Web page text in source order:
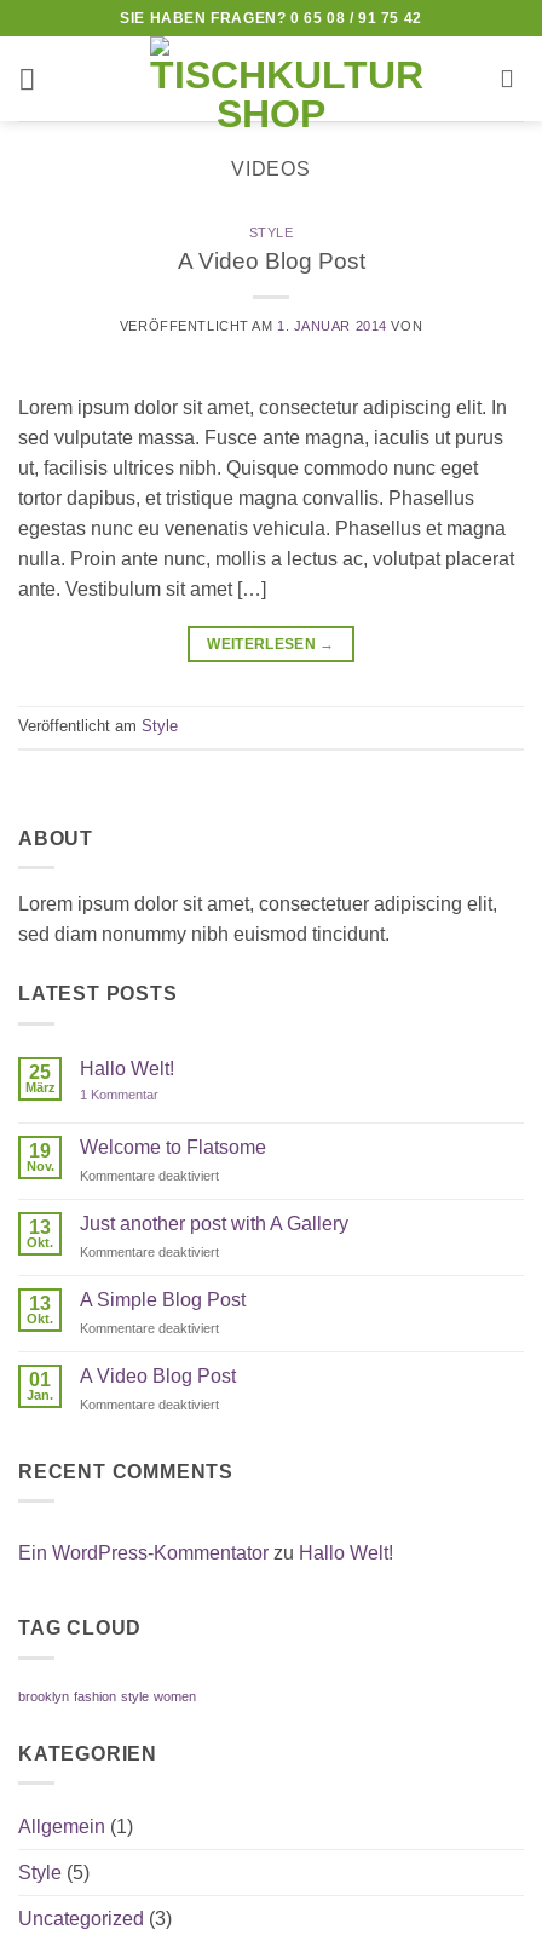
springen
SIE HABEN FRAGEN? 0 65 08 / 91 75 42
VIDEOS
STYLE
A Video Blog Post
VERÖFFENTLICHT AM 1. JANUAR 2014 VON
Lorem ipsum dolor sit amet, consectetur adipiscing elit. In
sed vulputate massa. Fusce ante magna, iaculis ut purus
ut, facilisis ultrices nibh. Quisque commodo nunc eget
tortor dapibus, et tristique magna convallis. Phasellus
egestas nunc eu venenatis vehicula. Phasellus et magna
nulla. Proin ante nunc, mollis a lectus ac, volutpat placerat
ante. Vestibulum sit amet […]
WEITERLESEN →
Veröffentlicht am Style
ABOUT
Lorem ipsum dolor sit amet, consectetuer adipiscing elit,
sed diam nonummy nibh euismod tincidunt.
LATEST POSTS
25
März
Hallo Welt!
1 Kommentarzu
19
Nov.
Welcome to Flatsome
Kommentare deaktiviertfür
to
13
Okt.
Just another post with A Gallery
Kommentare deaktiviertfür
another
with
Gallery
13
Okt.
A Simple Blog Post
Kommentare deaktiviertfür
Simple
Post
01
Jan.
A Video Blog Post
Kommentare deaktiviertfür
Blog
RECENT COMMENTS
Ein WordPress-Kommentator zu Hallo Welt!
TAG CLOUD
brooklyn fashion style women
KATEGORIEN
Allgemein (1)
Style (5)
Uncategorized (3)